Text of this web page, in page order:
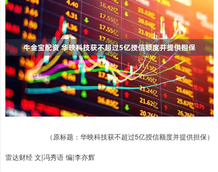
（原标题：华映科技获不超过5亿授信额度并提供担保）
雷达财经 文|冯秀语 编|李亦辉